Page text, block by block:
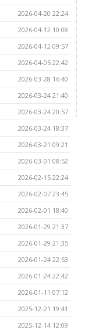
2026-04-20 22:24
2026-04-12 10:08
2026-04-12 09:57
2026-04-05 22:42
2026-03-28 16:40
2026-03-24 21:40
2026-03-24 20:57
2026-03-24 18:37
2026-03-21 09:21
2026-03-01 08:52
2026-02-15 22:24
2026-02-07 23:45
2026-02-01 18:40
2026-01-29 21:37
2026-01-29 21:35
2026-01-24 22:53
2026-01-24 22:42
2026-01-11 07:12
2025-12-21 19:41
2025-12-14 12:09